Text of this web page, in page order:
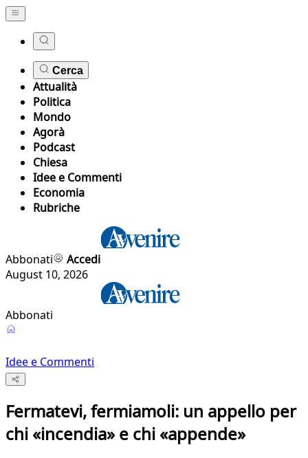
Cerca
Attualità
Politica
Mondo
Agorà
Podcast
Chiesa
Idee e Commenti
Economia
Rubriche
Abbonati
Accedi
August 10, 2026
Abbonati
Idee e Commenti
Fermatevi, fermiamoli: un appello per
chi «incendia» e chi «appende»